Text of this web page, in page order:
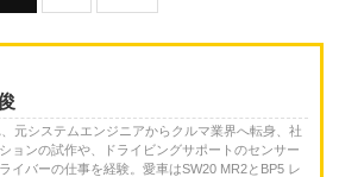
元システムエンジニアからクルマ業界へ転身、社
ョンの試作や、ドライビングサポートのセンサー
イバーの仕事を経験。愛車はSW20 MR2とBP5 レ